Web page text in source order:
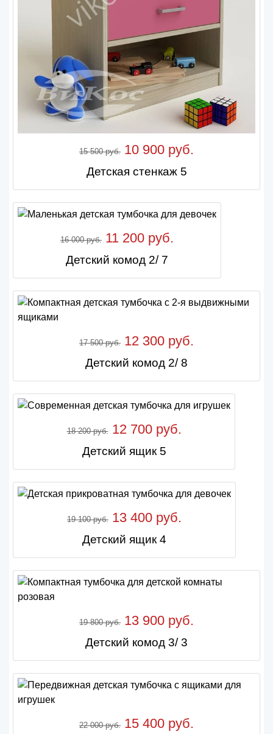
15 500 руб. 10 900 руб.
Детская стенкаж 5
16 000 руб. 11 200 руб.
Детский комод 2/ 7
17 500 руб. 12 300 руб.
Детский комод 2/ 8
18 200 руб.12 700 руб.
Детский ящик 5
19 100 руб. 13 400 руб.
Детский ящик 4
19 800 руб. 13 900 руб.
Детский комод 3/ 3
22 000 руб. 15 400 руб.